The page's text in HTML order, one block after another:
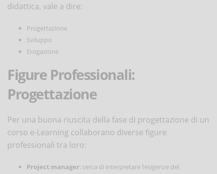
didattica, vale a dire:
Progettazione
Sviluppo
Erogazione
Figure Professionali:
Progettazione
Per una buona riuscita della fase di progettazione di un
corso e-Learning collaborano diverse figure
professionali tra loro:
Project manager: cerca di interpretare l’esigenze del